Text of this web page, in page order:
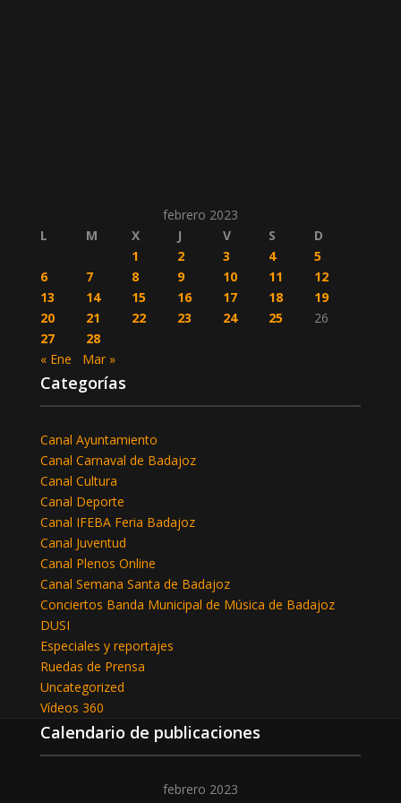
febrero 2023
L
M X J V S
D
1
2 3 4
5
6
7 8 9 10 11
12
13
14 15 16 17 18
19
20
21 22 23 24 25
26
27
28
« Ene
Mar »
Categorías
Canal Ayuntamiento
Canal Carnaval de Badajoz
Canal Cultura
Canal Deporte
Canal IFEBA Feria Badajoz
Canal Juventud
Canal Plenos Online
Canal Semana Santa de Badajoz
Conciertos Banda Municipal de Música de Badajoz
DUSI
Especiales y reportajes
Ruedas de Prensa
Uncategorized
Vídeos 360
Calendario de publicaciones
febrero 2023